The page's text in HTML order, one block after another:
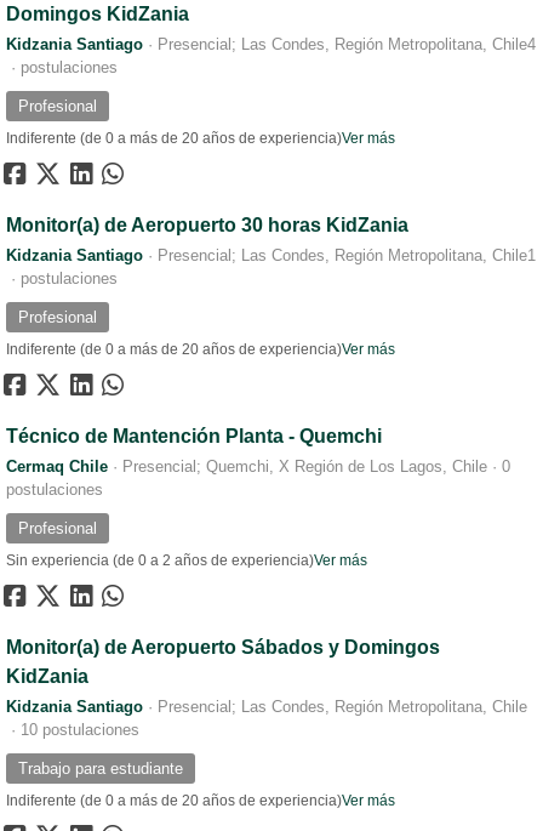
Domingos KidZania
Kidzania Santiago · Presencial; Las Condes, Región Metropolitana, Chile
·
4
postulaciones
Profesional
Indiferente (de 0 a más de 20 años de experiencia)Ver más
Monitor(a) de Aeropuerto 30 horas KidZania
Kidzania Santiago · Presencial; Las Condes, Región Metropolitana, Chile
·
1
postulaciones
Profesional
Indiferente (de 0 a más de 20 años de experiencia)Ver más
Técnico de Mantención Planta - Quemchi
Cermaq Chile · Presencial; Quemchi, X Región de Los Lagos, Chile · 0
postulaciones
Profesional
Sin experiencia (de 0 a 2 años de experiencia)Ver más
Monitor(a) de Aeropuerto Sábados y Domingos
KidZania
Kidzania Santiago · Presencial; Las Condes, Región Metropolitana, Chile
· 10 postulaciones
Trabajo para estudiante
Indiferente (de 0 a más de 20 años de experiencia)Ver más